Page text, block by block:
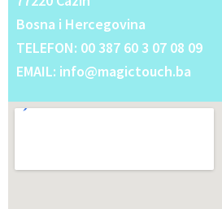
Bosna i Hercegovina
TELEFON: 00 387 60 3 07 08 09
EMAIL: info@magictouch.ba